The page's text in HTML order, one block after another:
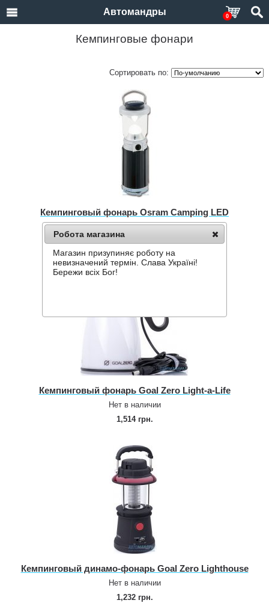
Автомандры 0
Кемпинговые фонари
Сортировать по:
Кемпинговый фонарь Osram Camping LED
Нет в наличии
230 грн.
Кемпинговый фонарь Goal Zero Light‑a‑Life
Нет в наличии
1,514 грн.
Кемпинговый динамо‑фонарь Goal Zero Lighthouse
Нет в наличии
1,232 грн.
Робота магазина
Магазин призупиняє роботу на
невизначений термін. Слава Україні!
Бережи всіх Бог!